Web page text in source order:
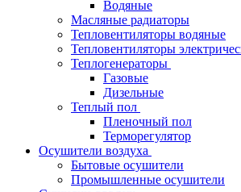
Водяные
Масляные радиаторы
Тепловентиляторы водяные
Тепловентиляторы
Теплогенераторы
Газовые
Дизельные
Теплый пол
Пленочный пол
Терморегулятор
Осушители воздуха
Бытовые осушители
Промышленные осушители